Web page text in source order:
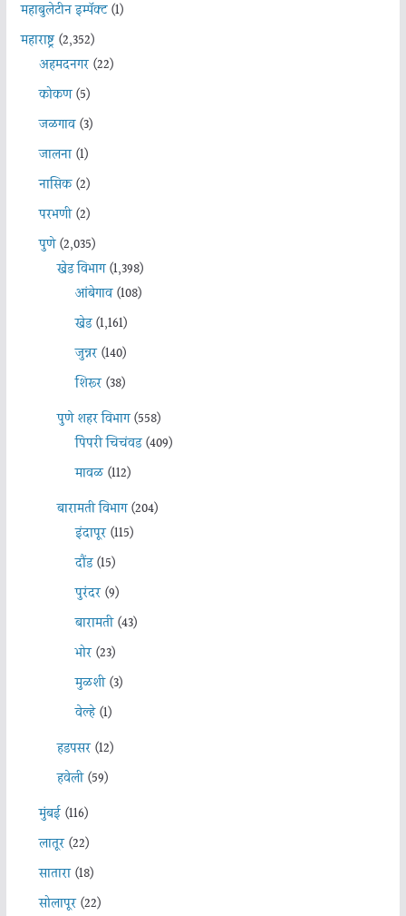
महाबुलेटीन इम्पॅक्ट(1)
महाराष्ट्र(2,352)
अहमदनगर(22)
कोकण(5)
जळगाव(3)
जालना(1)
नासिक(2)
परभणी(2)
पुणे(2,035)
खेड विभाग(1,398)
आंबेगाव(108)
खेड(1,161)
जुन्नर(140)
शिरूर(38)
पुणे शहर विभाग(558)
पिंपरी चिचंवड(409)
मावळ(112)
बारामती विभाग(204)
इंदापूर(115)
दौंड(15)
पुरंदर(9)
बारामती(43)
भोर(23)
मुळशी(3)
वेल्हे(1)
हडपसर(12)
हवेली(59)
मुंबई(116)
लातूर(22)
सातारा(18)
सोलापूर(22)